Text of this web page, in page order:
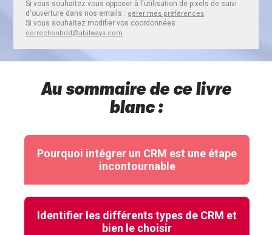
Si vous souhaitez vous opposer à l'utilisation de pixels de suivi
d'ouverture dans nos emails : gérer mes préférences
Si vous souhaitez modifier vos coordonnées :
correctionbdd@abilways.com
Au sommaire de ce livre
blanc :
Pourquoi intégrer un CRM est une étape
incontournable
Identifier les différents types de CRM et
bien le choisir